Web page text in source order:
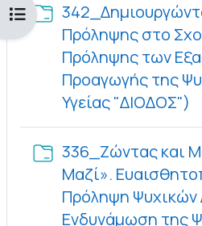
Άνοιγμα ευρετηρίου
Πρόληψης στο
Πρόληψης των
Προαγωγής της
Υγείας "ΔΙΟΔΟΣ")
336_Ζώντας και
Μαζί».
Πρόληψη Ψυχικών
Ενδυνάμωση της